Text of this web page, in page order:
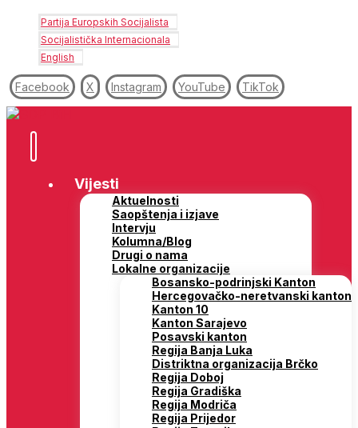
Partija Europskih Socijalista
Socijalistička Internacionala
English
Facebook X Instagram YouTube TikTok
Vijesti
Aktuelnosti
Saopštenja i izjave
Intervju
Kolumna/Blog
Drugi o nama
Lokalne organizacije
Bosansko-podrinjski Kanton
Hercegovačko-neretvanski kanton
Kanton 10
Kanton Sarajevo
Posavski kanton
Regija Banja Luka
Distriktna organizacija Brčko
Regija Doboj
Regija Gradiška
Regija Modriča
Regija Prijedor